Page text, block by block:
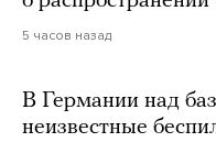
5 часов назад
В Германии над
неизвестные